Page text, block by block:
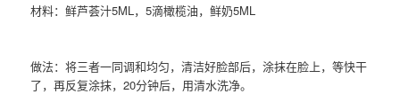
材料：鲜芦荟汁5ML，5滴橄榄油，鲜奶5ML
做法：将三者一同调和均匀，清洁好脸部后，涂抹在脸上，等快干
了，再反复涂抹，20分钟后，用清水洗净。